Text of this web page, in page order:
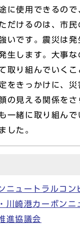
に使用できるので
だけるのは、市民
いです。震災は発
生します。大事な
取り組んでいくこ
をきっかけに、災
の見える関係を
一緒に取り組んで
した。
ニュートラルコン
川崎港カーボンニ
進協議会